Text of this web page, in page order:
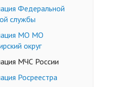
имени и фамилии
до 14 лет
законодательство
Федеральной
службы
МО МО
округ
МЧС России
Росреестра